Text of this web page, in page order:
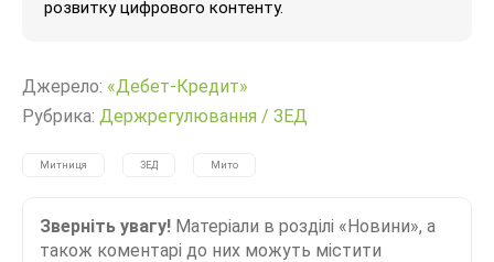
розвитку цифрового контенту.
Джерело: «Дебет-Кредит»
Рубрика: Держрегулювання / ЗЕД
Митниця ЗЕД Мито
Зверніть увагу! Матеріали в розділі «Новини», а
також коментарі до них можуть містити